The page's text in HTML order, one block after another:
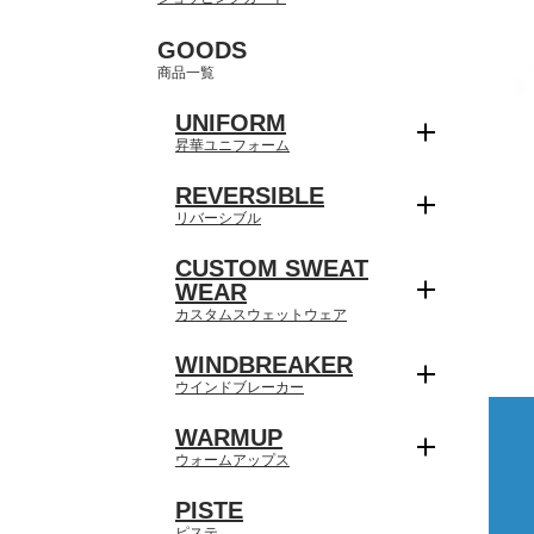
GOODS
商品一覧
UNIFORM
昇華ユニフォーム
REVERSIBLE
リバーシブル
CUSTOM SWEAT
WEAR
カスタムスウェットウェア
WINDBREAKER
ウインドブレーカー
WARMUP
ウォームアップス
PISTE